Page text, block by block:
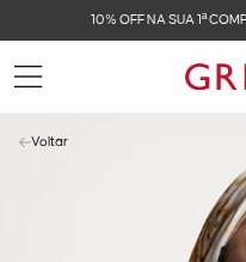
FRETE GRÁTIS
Voltar